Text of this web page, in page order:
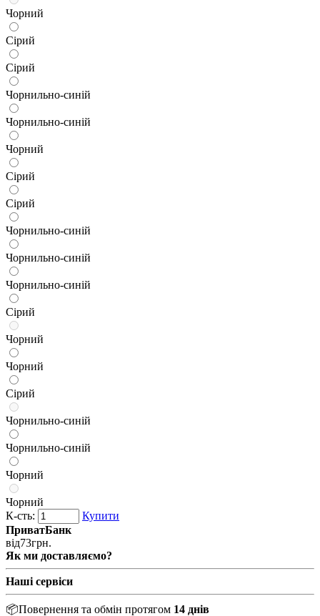
Чорний
Сірий
Сірий
Чорнильно-синій
Чорнильно-синій
Чорний
Сірий
Сірий
Чорнильно-синій
Чорнильно-синій
Чорнильно-синій
Сірий
Чорний
Чорний
Сірий
Чорнильно-синій
Чорнильно-синій
Чорний
Чорний
К-сть:
Купити
ПриватБанк
від73грн.
Як ми доставляємо?
Наші сервіси
📦Повернення та обмін протягом 14 днів